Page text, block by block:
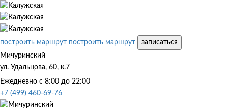
построить маршрут построить маршрут
записаться
Мичуринский
ул. Удальцова, 60, к.7
Ежедневно с 8:00 до 22:00
+7 (499) 460-69-76